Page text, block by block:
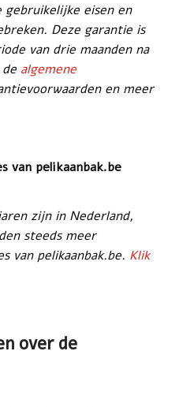
gebruikelijke eisen en
Deze garantie is
van drie maanden na
algemene
en meer
van pelikaanbak.be
zijn in Nederland,
steeds meer
van pelikaanbak.be. Klik
over de